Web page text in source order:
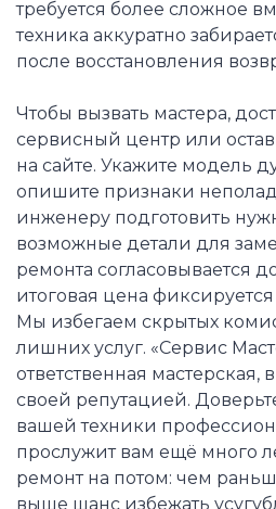
требуется более сложное
техника аккуратно
после восстановления
Чтобы вызвать мастера,
сервисный центр или
на сайте. Укажите модель
опишите признаки
инженеру подготовить
возможные детали для
ремонта согласовывается
итоговая цена
Мы избегаем скрытых
лишних услуг. «Сервис
ответственная мастерская,
своей репутацией.
вашей техники
прослужит вам ещё много
ремонт на потом: чем
выше шанс избежать